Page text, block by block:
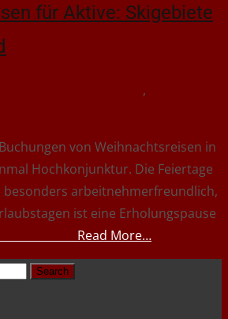
für Aktive: Skigebiete
,
von Weihnachtsreisen in
Hochkonjunktur. Die Feiertage
besonders arbeitnehmerfreundlich,
ist eine Erholungspause
Read More…